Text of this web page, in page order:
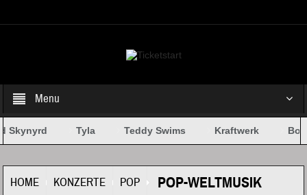
Menu
Skynyrd Tyla Teddy Swims Kraftwerk
HOME KONZERTE POP POP-WELTMUSIK